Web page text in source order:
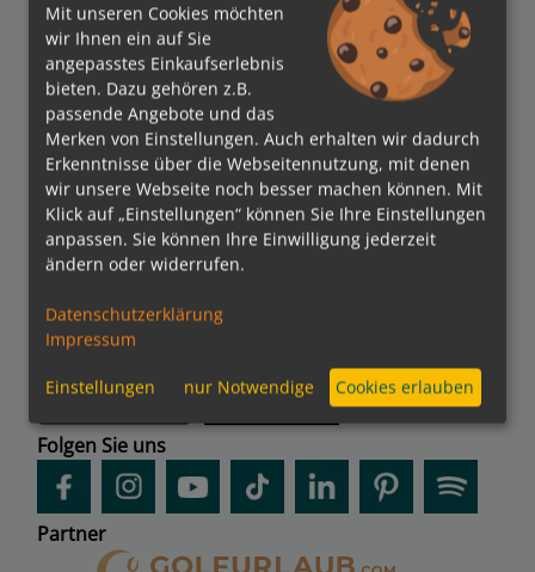
Verbände
Bezahlmethoden
Folgen Sie uns
Partner
Mit unseren Cookies möchten
wir Ihnen ein auf Sie
angepasstes Einkaufserlebnis
bieten. Dazu gehören z.B.
passende Angebote und das
Merken von Einstellungen. Auch erhalten wir dadurch
Erkenntnisse über die Webseitennutzung, mit denen
wir unsere Webseite noch besser machen können. Mit
Klick auf „Einstellungen“ können Sie Ihre Einstellungen
anpassen. Sie können Ihre Einwilligung jederzeit
ändern oder widerrufen.
Datenschutzerklärung
Impressum
Einstellungen nur Notwendige Cookies erlauben